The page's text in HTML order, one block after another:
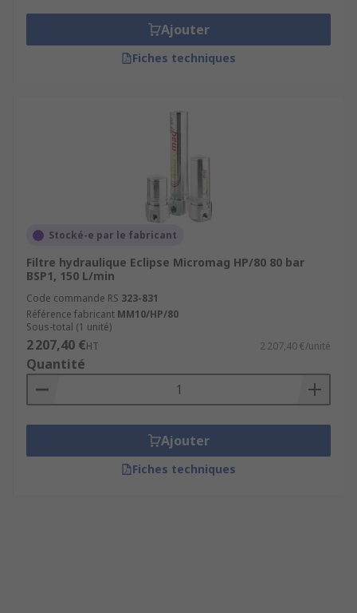
Ajouter
Fiches techniques
Stocké-e par le fabricant
Filtre hydraulique Eclipse Micromag HP/80 80 bar
BSP1, 150 L/min
Code commande RS 323-831
Référence fabricant MM10/HP/80
Sous-total (1 unité)
2 207,40 €HT 2 207,40 €/unité
Quantité
Ajouter
Fiches techniques